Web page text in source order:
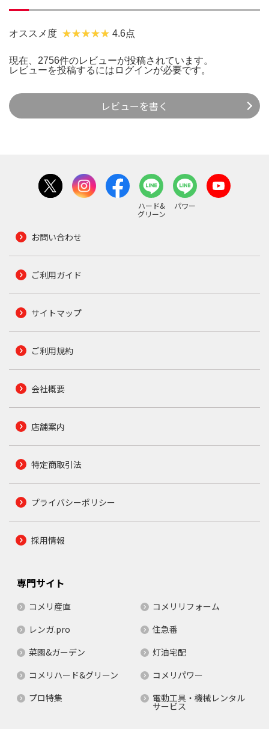
オススメ度 4.6点
現在、2756件のレビューが投稿されています。
レビューを投稿するには ログインが必要です。
レビューを書く
ハード&
グリーン
パワー
お問い合わせ
ご利用ガイド
サイトマップ
ご利用規約
会社概要
店舗案内
特定商取引法
プライバシーポリシー
採用情報
専門サイト
コメリ産直
コメリリフォーム
レンガ.pro
住急番
菜園&ガーデン
灯油宅配
コメリハード&グリーン
コメリパワー
プロ特集
電動工具・機械レンタル
サービス